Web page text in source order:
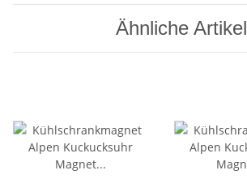
Ähnliche Artikel